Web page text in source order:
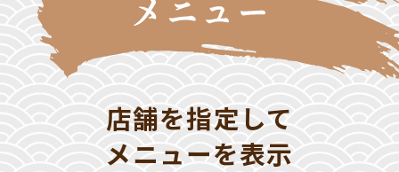
店舗を指定して
メニューを表示